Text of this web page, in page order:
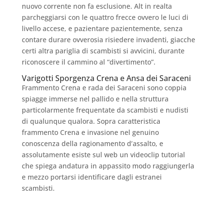
nuovo corrente non fa esclusione. Alt in realta
parcheggiarsi con le quattro frecce ovvero le luci di
livello accese, e pazientare pazientemente, senza
contare durare ovverosia risiedere invadenti, giacche
certi altra pariglia di scambisti si avvicini, durante
riconoscere il cammino al “divertimento”.
Varigotti Sporgenza Crena e Ansa dei Saraceni
Frammento Crena e rada dei Saraceni sono coppia
spiagge immerse nel pallido e nella struttura
particolarmente frequentate da scambisti e nudisti
di qualunque qualora. Sopra caratteristica
frammento Crena e invasione nel genuino
conoscenza della ragionamento d’assalto, e
assolutamente esiste sul web un videoclip tutorial
che spiega andatura in appassito modo raggiungerla
e mezzo portarsi identificare dagli estranei
scambisti.